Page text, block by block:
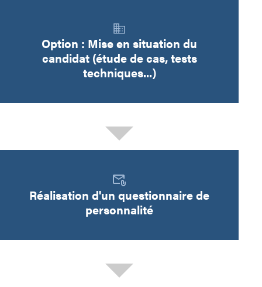
Option : Mise en situation du
candidat (étude de cas, tests
techniques...)
Réalisation d'un questionnaire de
personnalité